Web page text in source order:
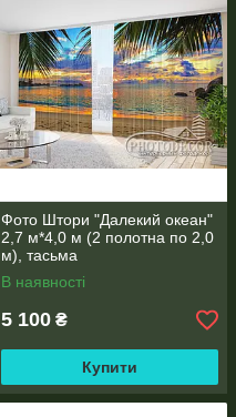
Фото Штори "Далекий океан"
2,7 м*4,0 м (2 полотна по 2,0
м), тасьма
В наявності
5 100 ₴
Купити